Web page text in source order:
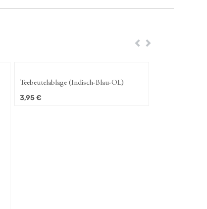
ZurückWeiter
Teebeutelablage (Indisch-Blau-OL)
3,95€